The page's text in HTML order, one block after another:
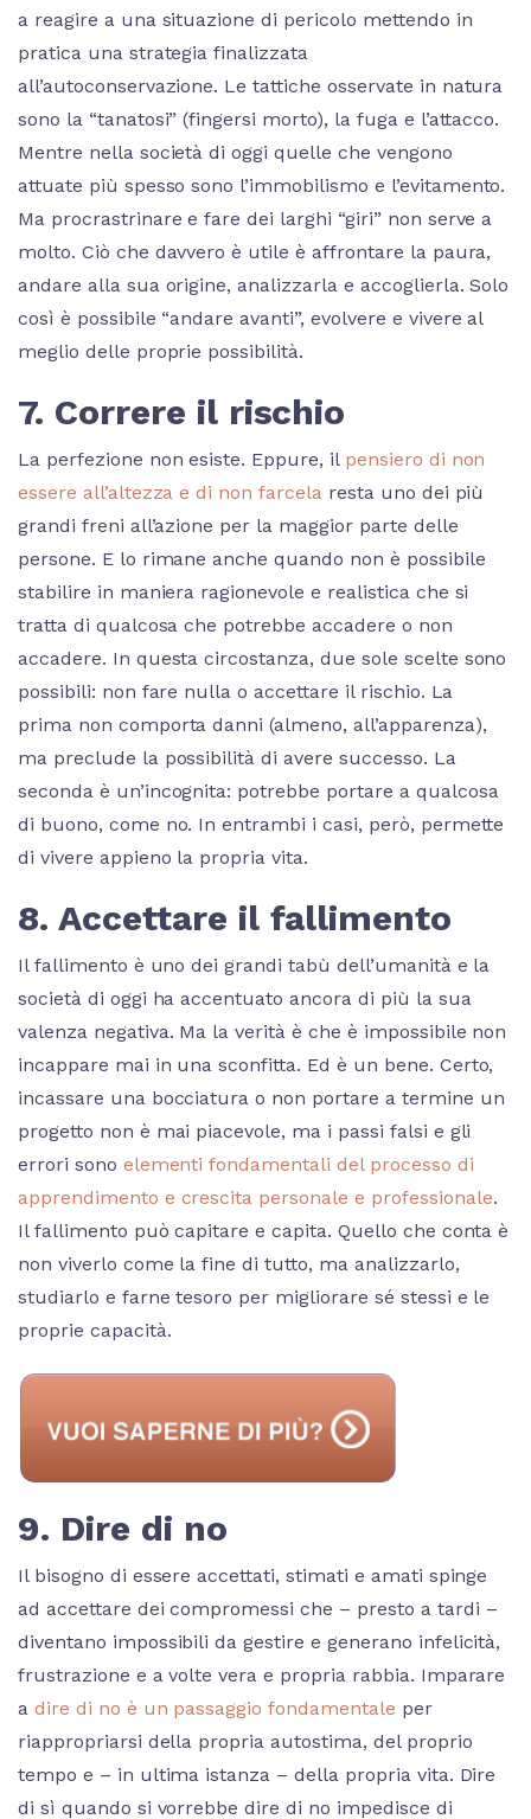
a reagire a una situazione di pericolo mettendo in
pratica una strategia finalizzata
all’autoconservazione. Le tattiche osservate in natura
sono la “tanatosi” (fingersi morto), la fuga e l’attacco.
Mentre nella società di oggi quelle che vengono
attuate più spesso sono l’immobilismo e l’evitamento.
Ma procrastrinare e fare dei larghi “giri” non serve a
molto. Ciò che davvero è utile è affrontare la paura,
andare alla sua origine, analizzarla e accoglierla. Solo
così è possibile “andare avanti”, evolvere e vivere al
meglio delle proprie possibilità.
7. Correre il rischio
La perfezione non esiste. Eppure, il pensiero di non
essere all’altezza e di non farcelaresta uno dei più
grandi freni all’azione per la maggior parte delle
persone. E lo rimane anche quando non è possibile
stabilire in maniera ragionevole e realistica che si
tratta di qualcosa che potrebbe accadere o non
accadere. In questa circostanza, due sole scelte sono
possibili: non fare nulla o accettare il rischio. La
prima non comporta danni (almeno, all’apparenza),
ma preclude la possibilità di avere successo. La
seconda è un’incognita: potrebbe portare a qualcosa
di buono, come no. In entrambi i casi, però, permette
di vivere appieno la propria vita.
8. Accettare il fallimento
Il fallimento è uno dei grandi tabù dell’umanità e la
società di oggi ha accentuato ancora di più la sua
valenza negativa. Ma la verità è che è impossibile non
incappare mai in una sconfitta. Ed è un bene. Certo,
incassare una bocciatura o non portare a termine un
progetto non è mai piacevole, ma i passi falsi e gli
errori sono elementi fondamentali del processo di
apprendimento e crescita personale e professionale.
Il fallimento può capitare e capita. Quello che conta è
non viverlo come la fine di tutto, ma analizzarlo,
studiarlo e farne tesoro per migliorare sé stessi e le
proprie capacità.
9. Dire di no
Il bisogno di essere accettati, stimati e amati spinge
ad accettare dei compromessi che – presto a tardi –
diventano impossibili da gestire e generano infelicità,
frustrazione e a volte vera e propria rabbia. Imparare
a dire di no è un passaggio fondamentale per
riappropriarsi della propria autostima, del proprio
tempo e – in ultima istanza – della propria vita. Dire
di sì quando si vorrebbe dire di no impedisce di